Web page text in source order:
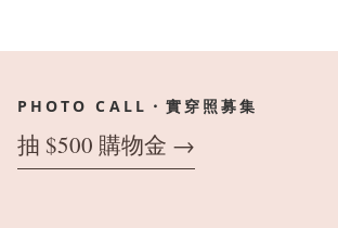
PHOTO CALL・實穿照募集
抽 $500 購物金 →